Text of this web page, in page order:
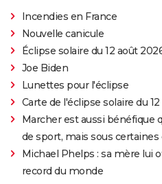
Incendies en France
Nouvelle canicule
Éclipse solaire du 12 août
Joe Biden
Lunettes pour l'éclipse
Carte de l'éclipse solaire du
Marcher est aussi bénéfique
de sport, mais sous
Michael Phelps : sa mère lui
record du monde